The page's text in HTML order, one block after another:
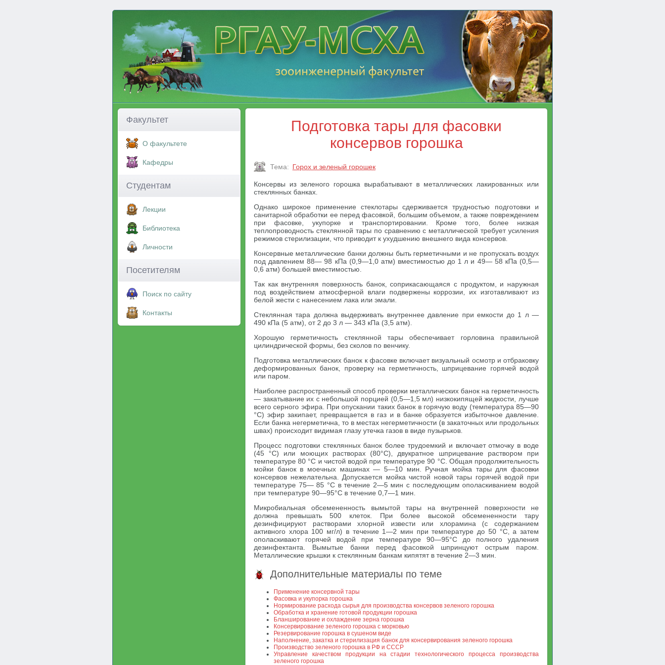
Факультет
О факультете
Кафедры
Студентам
Лекции
Библиотека
Личности
Посетителям
Поиск по сайту
Контакты
Подготовка тары для фасовки
консервов горошка
Тема: Горох и зеленый горошек
Консервы из зеленого горошка вырабатывают в металлических лакированных или
стеклянных банках.
Однако широкое применение стеклотары сдерживается трудностью подготовки и
санитарной обработки ее перед фасовкой, большим объемом, а также повреждением
при фасовке, укупорке и транспортировании. Кроме того, более низкая
теплопроводность стеклянной тары по сравнению с металлической требует усиления
режимов стерилизации, что приводит к ухудшению внешнего вида консервов.
Консервные металлические банки должны быть герметичными и не пропускать воздух
под давлением 88— 98 кПа (0,9—1,0 атм) вместимостью до 1 л и 49— 58 кПа (0,5—
0,6 атм) большей вместимостью.
Так как внутренняя поверхность банок, соприкасающаяся с продуктом, и наружная
под воздействием атмосферной влаги подвержены коррозии, их изготавливают из
белой жести с нанесением лака или эмали.
Стеклянная тара должна выдерживать внутреннее давление при емкости до 1 л —
490 кПа (5 атм), от 2 до 3 л — 343 кПа (3,5 атм).
Хорошую герметичность стеклянной тары обеспечивает горловина правильной
цилиндрической формы, без сколов по венчику.
Подготовка металлических банок к фасовке включает визуальный осмотр и отбраковку
деформированных банок, проверку на герметичность, шприцевание горячей водой
или паром.
Наиболее распространенный способ проверки металлических банок на герметичность
— закатывание их с небольшой порцией (0,5—1,5 мл) низкокипящей жидкости, лучше
всего серного эфира. При опускании таких банок в горячую воду (температура 85—90
°С) эфир закипает, превращается в газ и в банке образуется избыточное давление.
Если банка негерметична, то в местах негерметичности (в закаточных или продольных
швах) происходит видимая глазу утечка газов в виде пузырьков.
Процесс подготовки стеклянных банок более трудоемкий и включает отмочку в воде
(45 °С) или моющих растворах (80°С), двукратное шприцевание раствором при
температуре 80 °С и чистой водой при температуре 90 °С. Общая продолжительность
мойки банок в моечных машинах — 5—10 мин. Ручная мойка тары для фасовки
консервов нежелательна. Допускается мойка чистой новой тары горячей водой при
температуре 75— 85 °С в течение 2—5 мин с последующим ополаскиванием водой
при температуре 90—95°С в течение 0,7—1 мин.
Микробиальная обсемененность вымытой тары на внутренней поверхности не
должна превышать 500 клеток. При более высокой обсемененности тару
дезинфицируют растворами хлорной извести или хлорамина (с содержанием
активного хлора 100 мг/л) в течение 1—2 мин при температуре до 50 °С, а затем
ополаскивают горячей водой при температуре 90—95°С до полного удаления
дезинфектанта. Вымытые банки перед фасовкой шпринцуют острым паром.
Металлические крышки к стеклянным банкам кипятят в течение 2—3 мин.
Дополнительные материалы по теме
Применение консервной тары
Фасовка и укупорка горошка
Нормирование расхода сырья для производства консервов зеленого горошка
Обработка и хранение готовой продукции горошка
Бланширование и охлаждение зерна горошка
Консервирование зеленого горошка с морковью
Резервирование горошка в сушеном виде
Наполнение, закатка и стерилизация банок для консервирования зеленого горошка
Производство зеленого горошка в РФ и СССР
Управление качеством продукции на стадии технологического процесса производства
зеленого горошка